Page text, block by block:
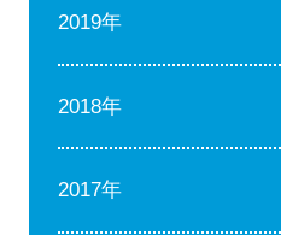
2019年
2018年
2017年